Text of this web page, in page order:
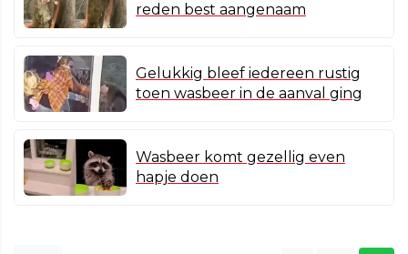
reden best aangenaam
Gelukkig bleef iedereen rustig
toen wasbeer in de aanval ging
Wasbeer komt gezellig even
hapje doen